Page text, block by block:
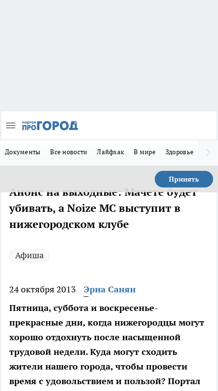
Документы Все новости Лайфхак В мире Здоровье
Принять
Анонс на выходные: Мачете будет
убивать, а Noize MC выступит в
нижегородском клубе
Афиша
24 октября 2013
Эрна Санян
Пятница, суббота и воскресенье-
прекрасные дни, когда нижегородцы могут
хорошо отдохнуть после насыщенной
трудовой недели. Куда могут сходить
жители нашего города, чтобы провести
время с удовольствием и пользой? Портал